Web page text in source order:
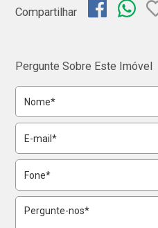
Compartilhar
Pergunte Sobre Este Imóvel